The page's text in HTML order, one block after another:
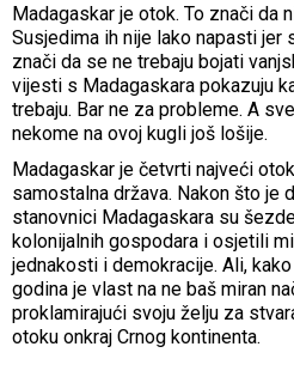
Madagaskar je otok. To znači da
Susjedima ih nije lako napasti jer
znači da se ne trebaju bojati
vijesti s Madagaskara pokazuju
trebaju. Bar ne za probleme. A
nekome na ovoj kugli još lošije.
Madagaskar je četvrti najveći
samostalna država. Nakon što je
stanovnici Madagaskara su
kolonijalnih gospodara i osjetili
jednakosti i demokracije. Ali,
godina je vlast na ne baš miran
proklamirajući svoju želju za
otoku onkraj Crnog kontinenta.